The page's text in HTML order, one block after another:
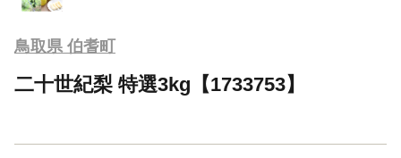
鳥取県 伯耆町
二十世紀梨 特選3kg【1733753】